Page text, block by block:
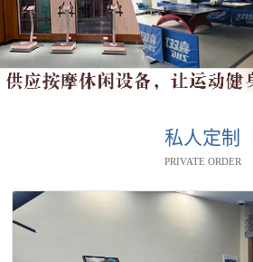
私人定制
PRIVATE ORDER